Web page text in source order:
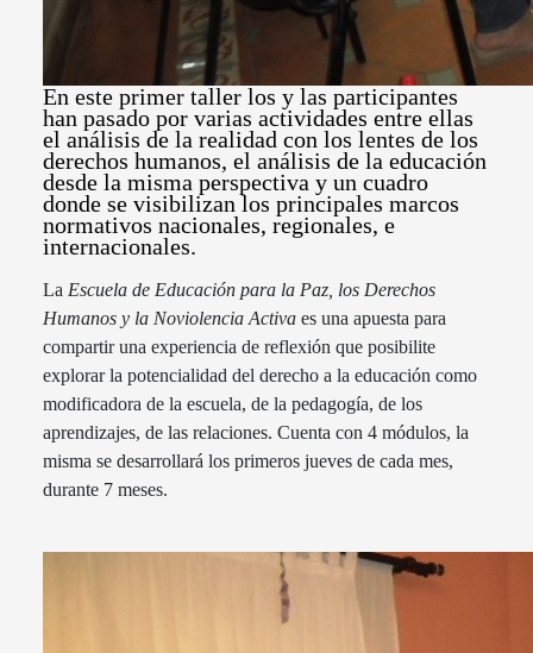
En este primer taller los y las participantes
han pasado por varias actividades entre ellas
el análisis de la realidad con los lentes de los
derechos humanos, el análisis de la educación
desde la misma perspectiva y un cuadro
donde se visibilizan los principales marcos
normativos nacionales, regionales, e
internacionales.
La Escuela de Educación para la Paz, los Derechos
Humanos y la Noviolencia Activa es una apuesta para
compartir una experiencia de reflexión que posibilite
explorar la potencialidad del derecho a la educación como
modificadora de la escuela, de la pedagogía, de los
aprendizajes, de las relaciones. Cuenta con 4 módulos, la
misma se desarrollará los primeros jueves de cada mes,
durante 7 meses.